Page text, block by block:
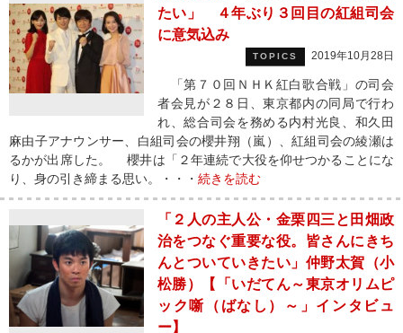
たい」 ４年ぶり３回目の紅組司会
に意気込み
TOPICS 2019年10月28日
「第７０回ＮＨＫ紅白歌合戦」の司会
者会見が２８日、東京都内の同局で行わ
れ、総合司会を務める内村光良、和久田
麻由子アナウンサー、白組司会の櫻井翔（嵐）、紅組司会の綾瀬は
るかが出席した。 櫻井は「２年連続で大役を仰せつかることにな
り、身の引き締まる思い。・・・ 続きを読む
「２人の主人公・金栗四三と田畑政
治をつなぐ重要な役。皆さんにきち
んとついていきたい」仲野太賀（小
松勝）【「いだてん～東京オリムピ
ック噺（ばなし）～」インタビュ
ー】